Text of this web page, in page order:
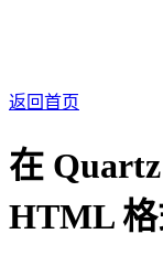
返回首页
在
HTML 格